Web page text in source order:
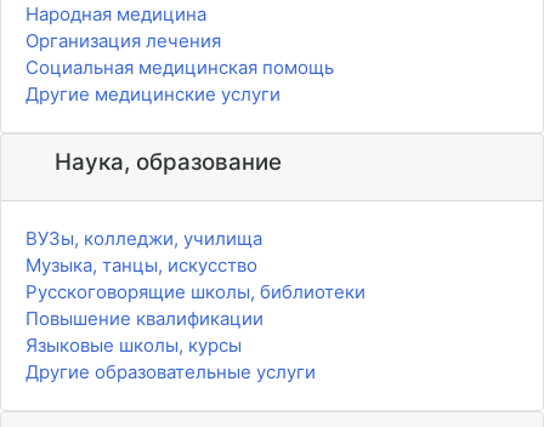
Народная медицина
Организация лечения
Социальная медицинская помощь
Другие медицинские услуги
Наука, образование
ВУЗы, колледжи, училища
Музыка, танцы, искусство
Русскоговорящие школы, библиотеки
Повышение квалификации
Языковые школы, курсы
Другие образовательные услуги